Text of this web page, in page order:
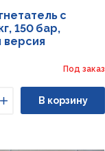
с
150 бар,
версия
Под заказ
Увеличить
В корзину